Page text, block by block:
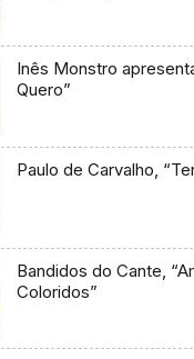
Inês Monstro
Quero”
Paulo de Carvalho,
Bandidos do Cante,
Coloridos”